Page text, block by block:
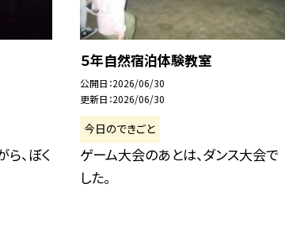
、ぼく
５年自然宿泊体験教室
公開日 2026/06/30
更新日 2026/06/30
今日のできごと
ゲーム大会のあとは、ダンス大会で
した。